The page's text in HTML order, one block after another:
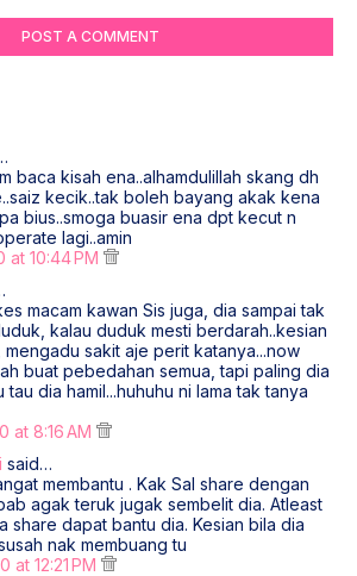
POST A COMMENT
baca kisah ena..alhamdulillah skang dh
kecik..tak boleh bayang akak kena
bius..smoga buasir ena dpt kecut n
lagi..amin
at 10:44 PM
macam kawan Sis juga, dia sampai tak
kalau duduk mesti berdarah..kesian
sakit aje perit katanya...now
buat pebedahan semua, tapi paling dia
tau dia hamil...huhuhu ni lama tak tanya
at 8:16 AM
said…
membantu . Kak Sal share dengan
agak teruk jugak sembelit dia. Atleast
share dapat bantu dia. Kesian bila dia
nak membuang tu
at 12:21 PM